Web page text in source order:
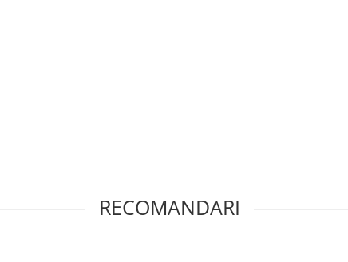
RECOMANDARI